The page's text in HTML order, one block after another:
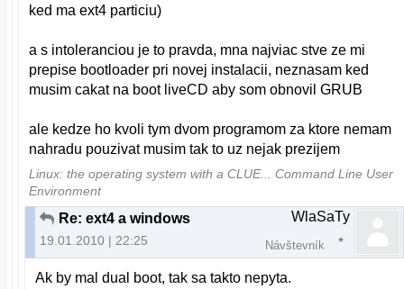
ked ma ext4 particiu)
a s intoleranciou je to pravda, mna najviac stve ze mi
prepise bootloader pri novej instalacii, neznasam ked
musim cakat na boot liveCD aby som obnovil GRUB
ale kedze ho kvoli tym dvom programom za ktore nemam
nahradu pouzivat musim tak to uz nejak prezijem
Linux: the operating system with a CLUE... Command Line User
Environment
Re: ext4 a windows
19.01.2010 | 22:25
WlaSaTy
Návštevník
Ak by mal dual boot, tak sa takto nepyta.